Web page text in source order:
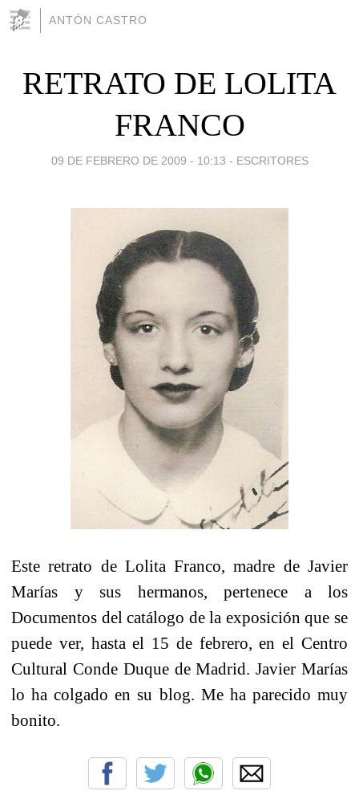
ANTÓN CASTRO
RETRATO DE LOLITA
FRANCO
09 DE FEBRERO DE 2009 - 10:13 - ESCRITORES
Este retrato de Lolita Franco, madre de Javier
Marías y sus hermanos, pertenece a los
Documentos del catálogo de la exposición que se
puede ver, hasta el 15 de febrero, en el Centro
Cultural Conde Duque de Madrid. Javier Marías
lo ha colgado en su blog. Me ha parecido muy
bonito.